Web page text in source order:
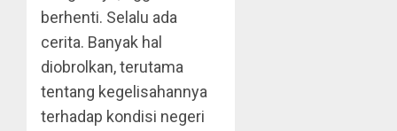
berhenti. Selalu ada
cerita. Banyak hal
diobrolkan, terutama
tentang kegelisahannya
terhadap kondisi negeri